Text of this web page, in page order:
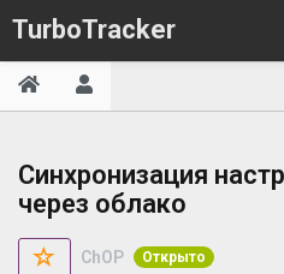
TurboTracker
Синхронизация
через облако
ChOP Открыто